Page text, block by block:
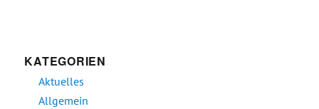
KATEGORIEN
Aktuelles
Allgemein